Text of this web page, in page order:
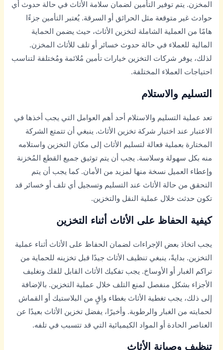
المخزن. يتم توفير التأمين لضمان سلامة الأثاث في حالة حدوث أي
حوادث غير متوقعة مثل الحرائق أو السرقة. يُعتبر التأمين جزءًا
هامًا من العملية الشاملة لتخزين الأثاث، حيث يضمن الحماية
المالية للعملاء في حالة حدوث خسائر أو تلف للأثاث المخزن.
لذلك، يوفر شركات التخزين خيارات تأمين مُلائمة ومُختلفة لتناسب
احتياجات العملاء المختلفة.
التسليم والاستلام
تعد عملية التسليم والاستلام أحد أهم العوامل التي يجب أخذها في
الاعتبار عند اختيار شركة تخزين الأثاث. ينبغي أن تتمتع الشركة
المختارة بعملية فعالة لتسليم الأثاث إلى مكان التخزين واستلامه
منه بكل سهولة وسلاسة. يجب أن يتم توثيق جميع القطع المُخزنة
وإعطاء العميل نسخة منها لمزيد من الأمان. كما يجب أن يتم
التحقق من حالة الأثاث عند التسليم وتسجيل أي تلف أو خسائر قد
تكون حدثت خلال عملية النقل والتخزين.
كيفية الحفاظ على الأثاث أثناء التخزين
يجب اتخاذ بعض الإجراءات لضمان الحفاظ على الأثاث أثناء عملية
التخزين. بدايةً، ينبغي تنظيف الأثاث جيدًا قبل تخزينه للحماية من
تراكم الغبار أو الأوساخ. يجب تفكيك الأثاث القابل للفك وتغليف
الأجزاء بشكل منفصل لمنع التلف خلال عملية التخزين. بالإضافة
إلى ذلك، يجب تغطية الأثاث بغطاء واقٍ من البلاستيك أو القماش
لحمايته من الغبار والرطوبة. وأخيرًا، يفضل تخزين الأثاث بعيدًا عن
العناصر الحادة أو المواد الكيميائية التي قد تتسبب في تلفه.
تنظيف وصيانة الأثاث